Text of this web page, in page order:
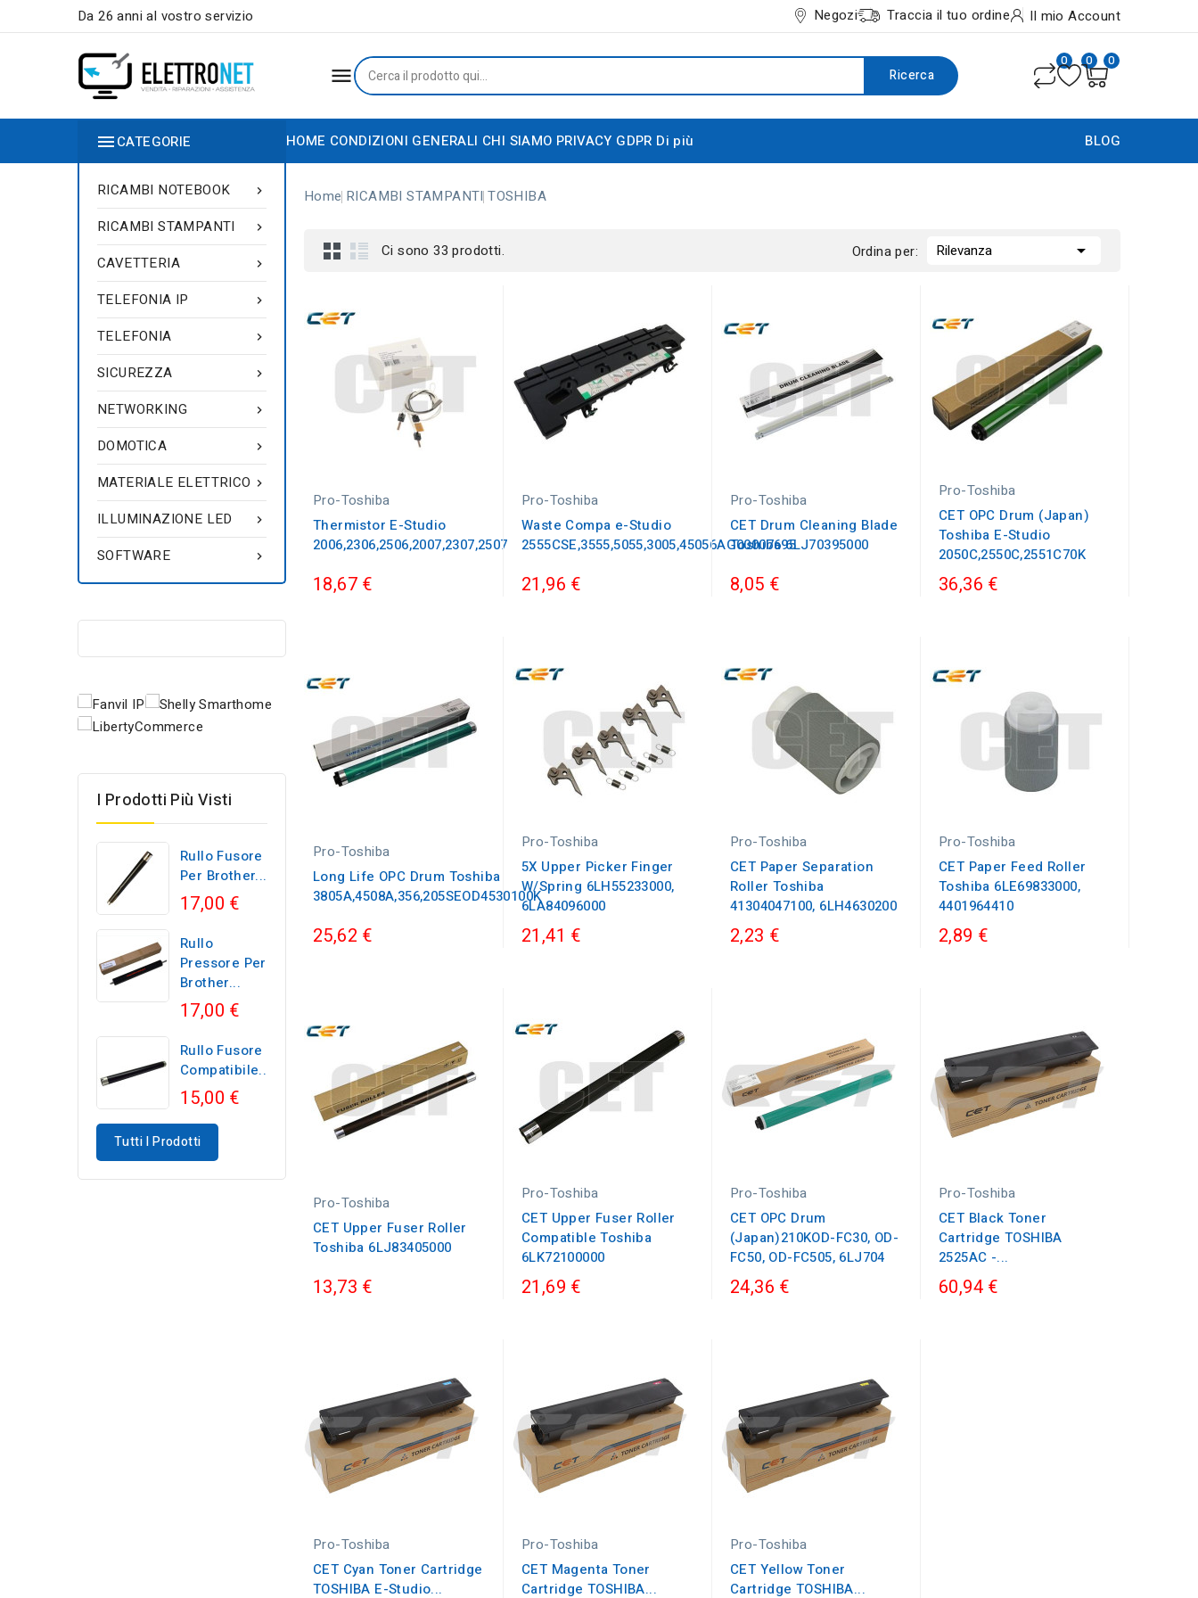
Da 26 anni al vostro servizio Negozi Traccia il tuo ordine Il mio Account
 Ricerca
0 0 0
HOME CONDIZIONI GENERALI CHI SIAMO PRIVACY GDPR Di più BLOG
CATEGORIE

RICAMBI NOTEBOOK

RICAMBI STAMPANTI

CAVETTERIA

TELEFONIA IP

TELEFONIA

SICUREZZA

NETWORKING

DOMOTICA

MATERIALE ELETTRICO

ILLUMINAZIONE LED

SOFTWARE
I Prodotti Più Visti
Rullo Fusore
Per Brother...
17,00 €
Rullo
Pressore Per
Brother...
17,00 €
Rullo Fusore
Compatibile...
15,00 €
Tutti I Prodotti
Home RICAMBI STAMPANTI TOSHIBA
Ci sono 33 prodotti. Ordina per: Rilevanza 
Pro-Toshiba
Thermistor E-Studio
2006,2306,2506,2007,2307,2507
18,67 €
Pro-Toshiba
Waste Compa e-Studio
2555CSE,3555,5055,3005,45056AG00007695
21,96 €
Pro-Toshiba
CET Drum Cleaning Blade
Toshiba 6LJ70395000
8,05 €
Pro-Toshiba
CET OPC Drum (Japan)
Toshiba E-Studio
2050C,2550C,2551C70K
36,36 €
Pro-Toshiba
Long Life OPC Drum Toshiba
3805A,4508A,356,205SEOD4530100K
25,62 €
Pro-Toshiba
5X Upper Picker Finger
W/Spring 6LH55233000,
6LA84096000
21,41 €
Pro-Toshiba
CET Paper Separation
Roller Toshiba
41304047100, 6LH4630200
2,23 €
Pro-Toshiba
CET Paper Feed Roller
Toshiba 6LE69833000,
4401964410
2,89 €
Pro-Toshiba
CET Upper Fuser Roller
Toshiba 6LJ83405000
13,73 €
Pro-Toshiba
CET Upper Fuser Roller
Compatible Toshiba
6LK72100000
21,69 €
Pro-Toshiba
CET OPC Drum
(Japan)210KOD-FC30, OD-
FC50, OD-FC505, 6LJ704
24,36 €
Pro-Toshiba
CET Black Toner
Cartridge TOSHIBA
2525AC -...
60,94 €
Pro-Toshiba
CET Cyan Toner Cartridge
TOSHIBA E-Studio...
Pro-Toshiba
CET Magenta Toner
Cartridge TOSHIBA...
Pro-Toshiba
CET Yellow Toner
Cartridge TOSHIBA...